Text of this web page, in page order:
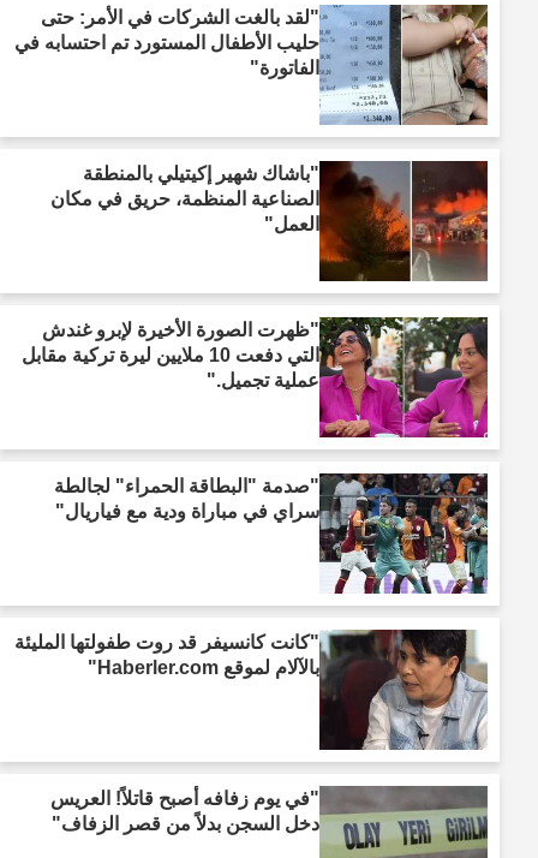
"لقد بالغت الشركات في الأمر: حتى
حليب الأطفال المستورد تم احتسابه في
الفاتورة"
"باشاك شهير إكيتيلي بالمنطقة
الصناعية المنظمة، حريق في مكان
العمل"
"ظهرت الصورة الأخيرة لإبرو غندش
التي دفعت 10 ملايين ليرة تركية مقابل
عملية تجميل."
"صدمة "البطاقة الحمراء" لجالطة
سراي في مباراة ودية مع فياريال"
"كانت كانسيفر قد روت طفولتها المليئة
بالآلام لموقع Haberler.com"
"في يوم زفافه أصبح قاتلاً! العريس
دخل السجن بدلاً من قصر الزفاف"